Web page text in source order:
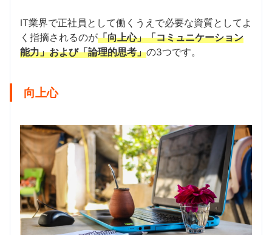
IT業界で正社員として働くうえで必要な資質としてよ
く指摘されるのが「向上心」「コミュニケーション
能力」および「論理的思考」の3つです。
向上心